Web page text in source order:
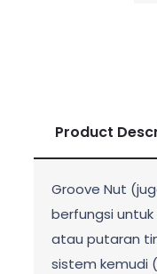
Product
Groove Nut
berfungsi
atau putaran
sistem kemudi